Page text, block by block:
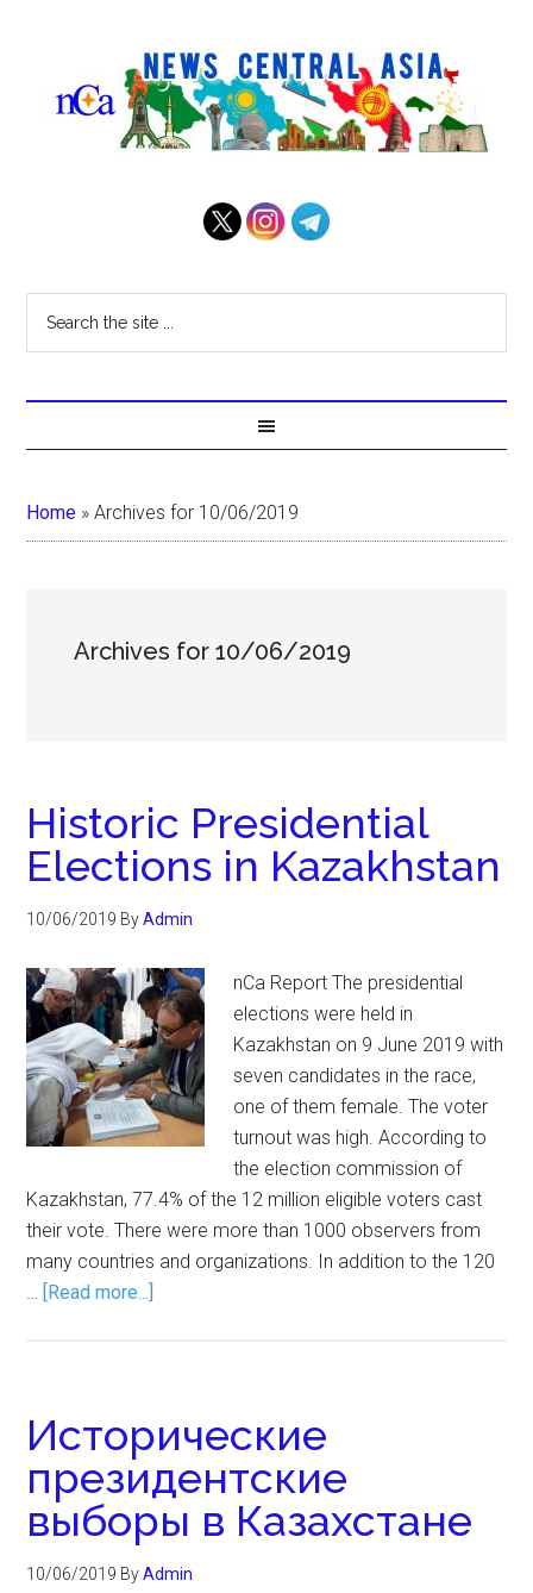
Home »Archives for 10/06/2019
Archives for 10/06/2019
Historic Presidential
Elections in Kazakhstan
10/06/2019 ByAdmin
nCa Report The presidential
elections were held in
Kazakhstan on 9 June 2019 with
seven candidates in the race,
one of them female. The voter
turnout was high. According to
the election commission of
Kazakhstan, 77.4% of the 12 million eligible voters cast
their vote. There were more than 1000 observers from
many countries and organizations. In addition to the 120
… [Read more...]
Исторические
президентские
выборы в Казахстане
10/06/2019 ByAdmin